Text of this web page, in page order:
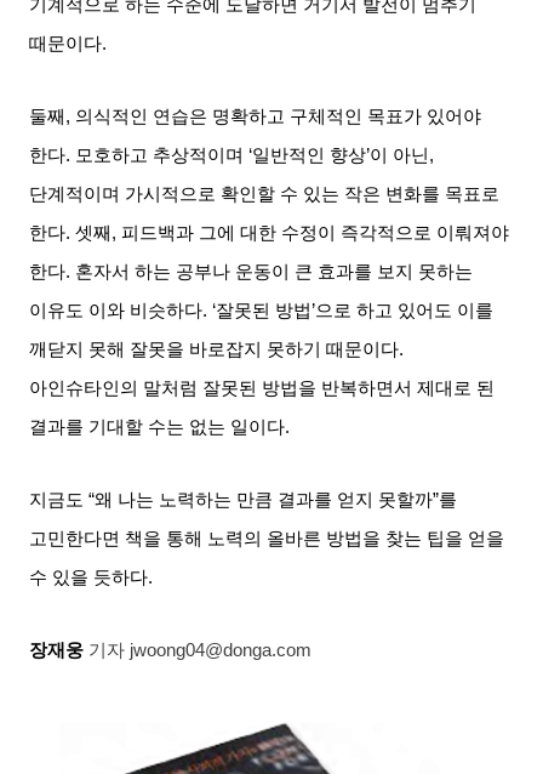
기계적으로 하는 수준에 도달하면 거기서 발전이 멈추기
때문이다.
둘째 , 의식적인 연습은 명확하고 구체적인 목표가 있어야
한다. 모호하고 추상적이며 ‘일반적인 향상’이 아닌 ,
단계적이며 가시적으로 확인할 수 있는 작은 변화를 목표로
한다.셋째 , 피드백과 그에 대한 수정이 즉각적으로 이뤄져야
한다. 혼자서 하는 공부나 운동이 큰 효과를 보지 못하는
이유도 이와 비슷하다. ‘잘못된 방법’으로 하고 있어도 이를
깨닫지 못해 잘못을 바로잡지 못하기 때문이다.
아인슈타인의 말처럼 잘못된 방법을 반복하면서 제대로 된
결과를 기대할 수는 없는 일이다.
지금도 “왜 나는 노력하는 만큼 결과를 얻지 못할까”를
고민한다면 책을 통해 노력의 올바른 방법을 찾는 팁을 얻을
수 있을 듯하다.
장재웅 기자 jwoong04@donga.com